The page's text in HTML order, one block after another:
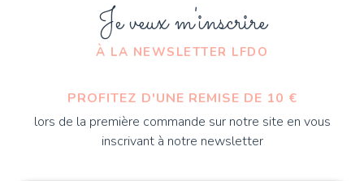
Je veux m'inscrire
À LA NEWSLETTER LFDO
PROFITEZ D'UNE REMISE DE 10 €
lors de la première commande sur notre site en vous
inscrivant à notre newsletter